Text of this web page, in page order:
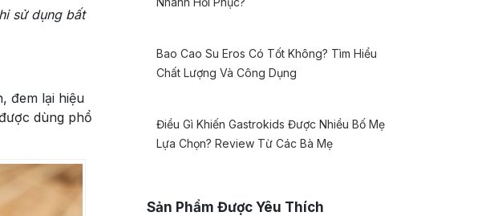
sử dụng bất
đem lại hiệu
dùng phổ
Bao Cao Su Eros Có Tốt Không? Tìm Hiểu
Chất Lượng Và Công Dụng
Điều Gì Khiến Gastrokids Được Nhiều Bố Mẹ
Lựa Chọn? Review Từ Các Bà Mẹ
Sản Phẩm Được Yêu Thích